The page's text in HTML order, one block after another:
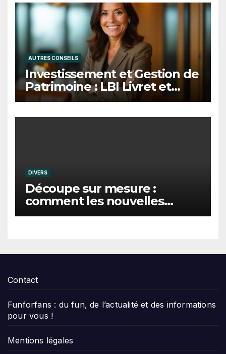
AUTRES CONSEILS
Investissement et Gestion de
Patrimoine : LBI Livret et
Bourse Investissements et
DIVERS
Découpe sur mesure :
comment les nouvelles
technologies transforment-
Contact
Funforfans : du fun, de l’actualité et des informations
pour vous !
Mentions légales